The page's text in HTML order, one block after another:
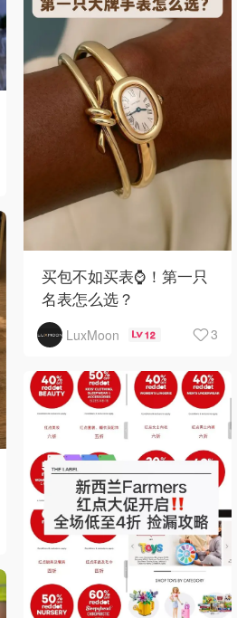
买包不如买表⌚️！第一只
名表怎么选？
LuxMoon 12 3